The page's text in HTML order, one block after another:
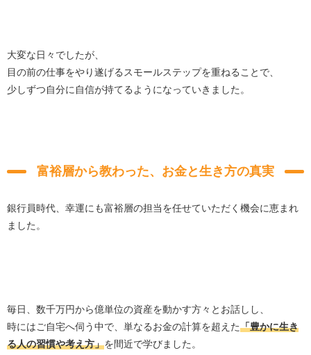
大変な日々でしたが、
目の前の仕事をやり遂げるスモールステップを重ねることで、
少しずつ自分に自信が持てるようになっていきました。
富裕層から教わった、お金と生き方の真実
銀行員時代、幸運にも富裕層の担当を任せていただく機会に恵まれ
ました。
毎日、数千万円から億単位の資産を動かす方々とお話しし、
時にはご自宅へ伺う中で、単なるお金の計算を超えた「豊かに生き
る人の習慣や考え方」を間近で学びました。